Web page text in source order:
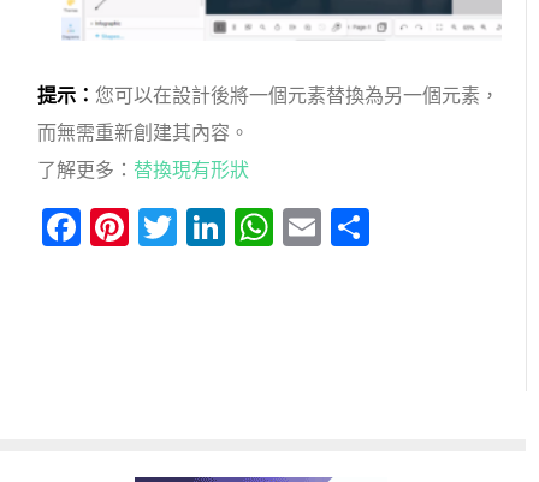
提示：您可以在設計後將一個元素替換為另一個元素，
而無需重新創建其內容。
了解更多： 替換現有形狀
Facebook
Pinterest
Twitter
LinkedIn
WhatsApp
Email